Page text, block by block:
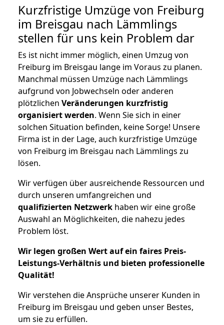
Kurzfristige Umzüge von Freiburg
im Breisgau nach Lämmlings
stellen für uns kein Problem dar
Es ist nicht immer möglich, einen Umzug von
Freiburg im Breisgau lange im Voraus zu planen.
Manchmal müssen Umzüge nach Lämmlings
aufgrund von Jobwechseln oder anderen
plötzlichen Veränderungen kurzfristig
organisiert werden. Wenn Sie sich in einer
solchen Situation befinden, keine Sorge! Unsere
Firma ist in der Lage, auch kurzfristige Umzüge
von Freiburg im Breisgau nach Lämmlings zu
lösen.
Wir verfügen über ausreichende Ressourcen und
durch unseren umfangreichen und
qualifizierten Netzwerk haben wir eine große
Auswahl an Möglichkeiten, die nahezu jedes
Problem löst.
Wir legen großen Wert auf ein faires Preis-
Leistungs-Verhältnis und bieten professionelle
Qualität!
Wir verstehen die Ansprüche unserer Kunden in
Freiburg im Breisgau und geben unser Bestes,
um sie zu erfüllen.